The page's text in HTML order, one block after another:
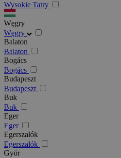
Wysokie Tatry
Węgry
Węgry
Balaton
Balaton
Bogács
Bogács
Budapeszt
Budapeszt
Buk
Buk
Eger
Eger
Egerszalók
Egerszalók
Györ